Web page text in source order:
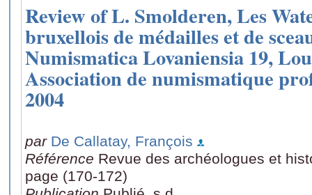
Review of L. Smolderen, Les
bruxellois de médailles et de
Numismatica Lovaniensia 19,
Association de numismatique
2004
par De Callatay, François
Référence Revue des archéologues et
page (170-172)